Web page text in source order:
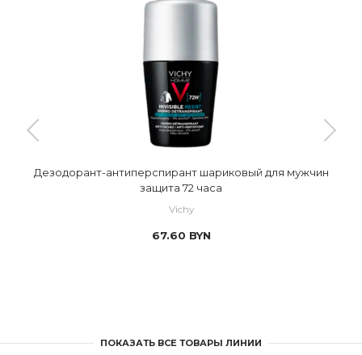
Дезодорант-антиперспирант шариковый для мужчин
защита 72 часа
Vichy
67.60 BYN
ПОКАЗАТЬ ВСЕ ТОВАРЫ ЛИНИИ